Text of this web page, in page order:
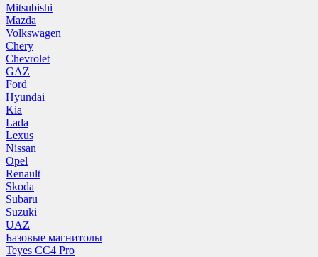
Mitsubishi
Mazda
Volkswagen
Chery
Chevrolet
GAZ
Ford
Hyundai
Kia
Lada
Lexus
Nissan
Opel
Renault
Skoda
Subaru
Suzuki
UAZ
Базовые магнитолы
Teyes CC4 Pro